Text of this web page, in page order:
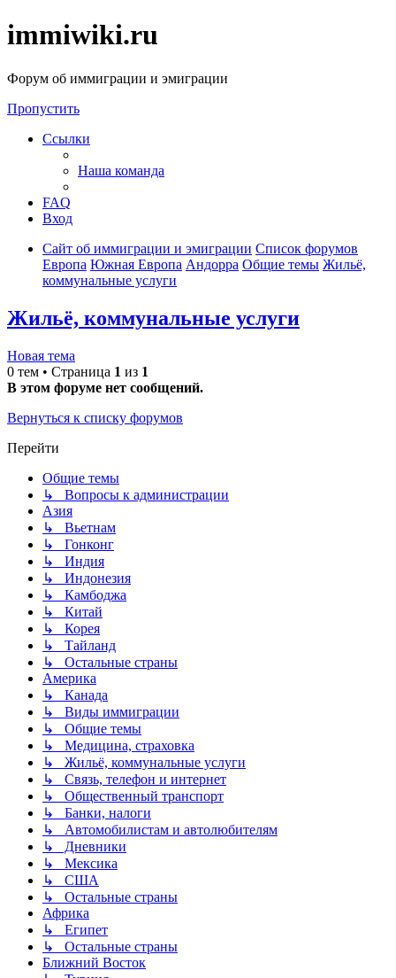
immiwiki.ru
Форум об иммиграции и эмиграции
Пропустить
Ссылки
Наша команда
FAQ
Вход
Сайт об иммиграции и эмиграции Список форумов
Европа Южная Европа Андорра Общие темы Жильё,
коммунальные услуги
Жильё, коммунальные услуги
Новая тема
0 тем • Страница 1 из 1
В этом форуме нет сообщений.
Вернуться к списку форумов
Перейти
Общие темы
↳ Вопросы к администрации
Азия
↳ Вьетнам
↳ Гонконг
↳ Индия
↳ Индонезия
↳ Камбоджа
↳ Китай
↳ Корея
↳ Тайланд
↳ Остальные страны
Америка
↳ Канада
↳ Виды иммиграции
↳ Общие темы
↳ Медицина, страховка
↳ Жильё, коммунальные услуги
↳ Связь, телефон и интернет
↳ Общественный транспорт
↳ Банки, налоги
↳ Автомобилистам и автолюбителям
↳ Дневники
↳ Мексика
↳ США
↳ Остальные страны
Африка
↳ Египет
↳ Остальные страны
Ближний Восток